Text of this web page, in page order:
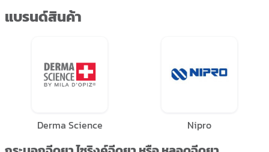
แบรนด์สินค้า
Derma Science Nipro